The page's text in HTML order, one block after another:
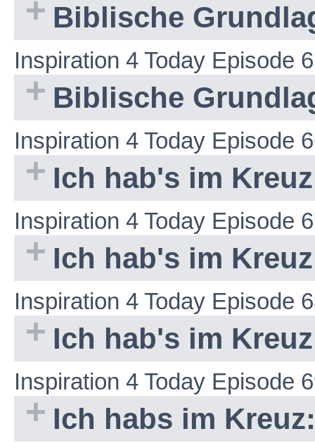
Biblische
Inspiration 4 Today Episode
Biblische
Inspiration 4 Today Episode
Ich hab's im
Inspiration 4 Today Episode
Ich hab's im
Inspiration 4 Today Episode
Ich hab's im
Inspiration 4 Today Episode
Ich habs im